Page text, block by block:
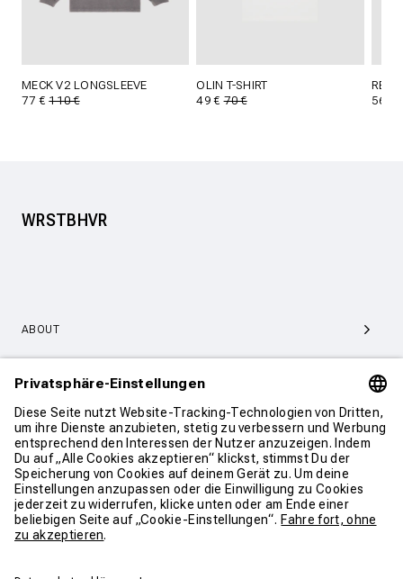
MECK V2 LONGSLEEVE
77 €110 €
OLIN T-SHIRT
49 €70 €
56 €
WRSTBHVR
ABOUT
SERVICE & SUPPORT
KONTAKT